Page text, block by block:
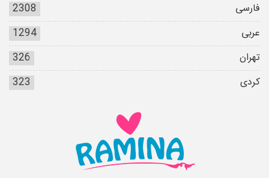
فارسی
2308
عربی
1294
تهران
326
کردی
323